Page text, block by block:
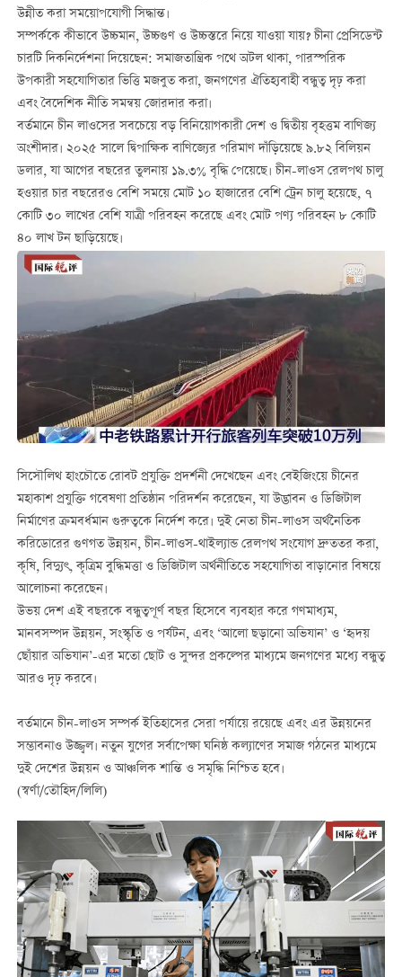
উন্নীত করা সময়োপযোগী সিদ্ধান্ত।
সম্পর্ককে কীভাবে উচ্চমান, উচ্চগুণ ও উচ্চস্তরে নিয়ে যাওয়া যায়? চীনা প্রেসিডেন্ট
চারটি দিকনির্দেশনা দিয়েছেন: সমাজতান্ত্রিক পথে অটল থাকা, পারস্পরিক
উপকারী সহযোগিতার ভিত্তি মজবুত করা, জনগণের ঐতিহ্যবাহী বন্ধুত্ব দৃঢ় করা
এবং বৈদেশিক নীতি সমন্বয় জোরদার করা।
বর্তমানে চীন লাওসের সবচেয়ে বড় বিনিয়োগকারী দেশ ও দ্বিতীয় বৃহত্তম বাণিজ্য
অংশীদার। ২০২৫ সালে দ্বিপাক্ষিক বাণিজ্যের পরিমাণ দাঁড়িয়েছে ৯.৮২ বিলিয়ন
ডলার, যা আগের বছরের তুলনায় ১৯.৩% বৃদ্ধি পেয়েছে। চীন-লাওস রেলপথ চালু
হওয়ার চার বছরেরও বেশি সময়ে মোট ১০ হাজারের বেশি ট্রেন চালু হয়েছে, ৭
কোটি ৩০ লাখের বেশি যাত্রী পরিবহন করেছে এবং মোট পণ্য পরিবহন ৮ কোটি
৪০ লাখ টন ছাড়িয়েছে।
সিসৌলিথ হাংচৌতে রোবট প্রযুক্তি প্রদর্শনী দেখেছেন এবং বেইজিংয়ে চীনের
মহাকাশ প্রযুক্তি গবেষণা প্রতিষ্ঠান পরিদর্শন করেছেন, যা উদ্ভাবন ও ডিজিটাল
নির্মাণের ক্রমবর্ধমান গুরুত্বকে নির্দেশ করে। দুই নেতা চীন-লাওস অর্থনৈতিক
করিডোরের গুণগত উন্নয়ন, চীন-লাওস-থাইল্যান্ড রেলপথ সংযোগ দ্রুততর করা,
কৃষি, বিদ্যুৎ, কৃত্রিম বুদ্ধিমত্তা ও ডিজিটাল অর্থনীতিতে সহযোগিতা বাড়ানোর বিষয়ে
আলোচনা করেছেন।
উভয় দেশ এই বছরকে বন্ধুত্বপূর্ণ বছর হিসেবে ব্যবহার করে গণমাধ্যম,
মানবসম্পদ উন্নয়ন, সংস্কৃতি ও পর্যটন, এবং ‘আলো ছড়ানো অভিযান’ ও ‘হৃদয়
ছোঁয়ার অভিযান’-এর মতো ছোট ও সুন্দর প্রকল্পের মাধ্যমে জনগণের মধ্যে বন্ধুত্ব
আরও দৃঢ় করবে।
বর্তমানে চীন-লাওস সম্পর্ক ইতিহাসের সেরা পর্যায়ে রয়েছে এবং এর উন্নয়নের
সম্ভাবনাও উজ্জ্বল। নতুন যুগের সর্বাপেক্ষা ঘনিষ্ঠ কল্যাণের সমাজ গঠনের মাধ্যমে
দুই দেশের উন্নয়ন ও আঞ্চলিক শান্তি ও সমৃদ্ধি নিশ্চিত হবে।
(স্বর্ণা/তৌহিদ/লিলি)